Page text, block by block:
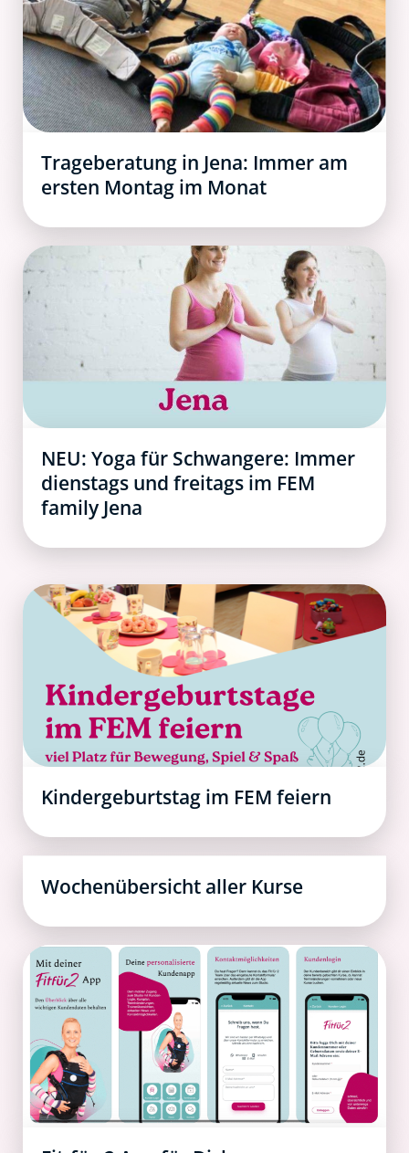
Trageberatung in Jena: Immer am
ersten Montag im Monat
NEU: Yoga für Schwangere: Immer
dienstags und freitags im FEM
family Jena
Kindergeburtstag im FEM feiern
Wochenübersicht aller Kurse